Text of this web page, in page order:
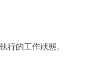
行的工作狀態。